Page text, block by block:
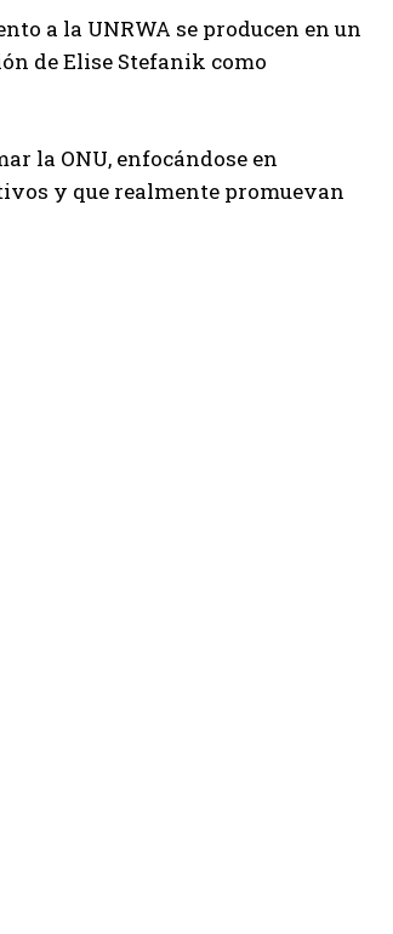
a la UNRWA se producen en un
de Elise Stefanik como
la ONU, enfocándose en
y que realmente promuevan